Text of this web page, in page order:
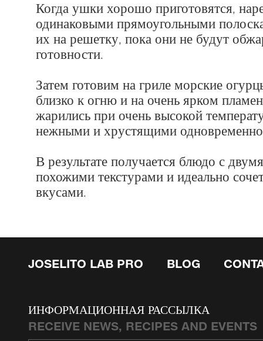
Когда ушки хорошо приготовятся,
одинаковыми прямоугольными
их на решетку, пока они не будут
готовности.
Затем готовим на гриле морские
близко к огню и на очень ярком
жарились при очень высокой
нежными и хрустящими
В результате получается блюдо с
похожими текстурами и идеально
вкусами.
JOSELITO LAB PRO BLOG
ИНФОРМАЦИОННАЯ РАССЫЛКА
RECEIVE NEWS, RECIPES AND EVENTS